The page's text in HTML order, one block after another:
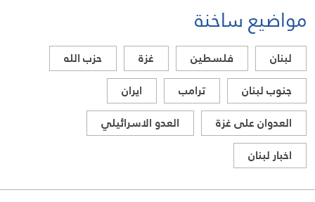
مواضيع ساخنة
لبنان فلسطين غزة
حزب الله
جنوب لبنان
ترامب
ايران
العدوان على غزة
العدو الاسرائيلي
اخبار لبنان